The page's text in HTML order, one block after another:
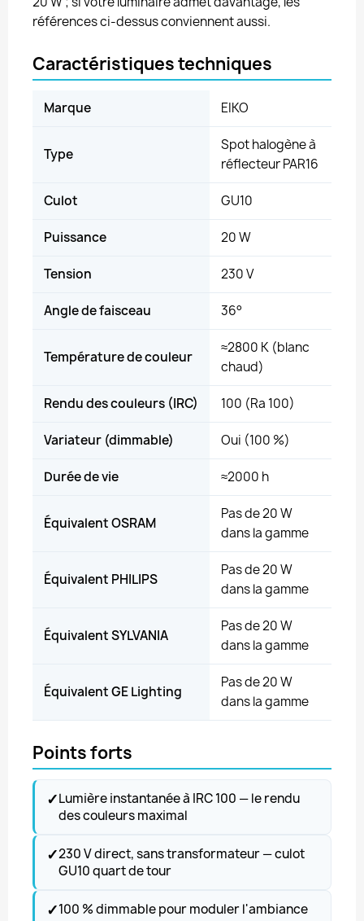
références ci-dessus conviennent aussi.
Caractéristiques techniques
Marque EIKO
Type
Spot halogène à
réflecteur PAR16
Culot GU10
Puissance 20 W
Tension 230 V
Angle de faisceau 36°
Température de couleur
≈2800 K (blanc
chaud)
Rendu des couleurs (IRC) 100 (Ra 100)
Variateur (dimmable) Oui (100 %)
Durée de vie ≈2000 h
Équivalent OSRAM
Pas de 20 W
dans la gamme
Équivalent PHILIPS
Pas de 20 W
dans la gamme
Équivalent SYLVANIA
Pas de 20 W
dans la gamme
Équivalent GE Lighting
Pas de 20 W
dans la gamme
Points forts
✓Lumière instantanée à IRC 100 — le rendu
des couleurs maximal
✓230 V direct, sans transformateur — culot
GU10 quart de tour
✓100 % dimmable pour moduler l'ambiance